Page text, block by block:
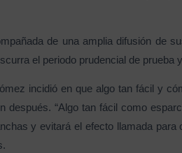
de una amplia difusión de
el periodo prudencial de prueba
incidió en que algo tan fácil y
“Algo tan fácil como
y evitará el efecto llamada